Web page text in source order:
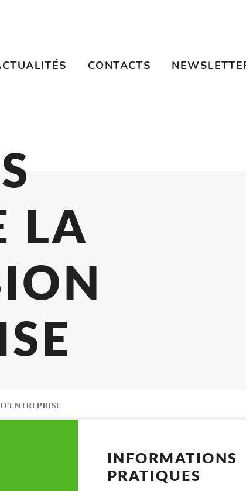
CONTACTS
LA
INFORMATIONS
PRATIQUES